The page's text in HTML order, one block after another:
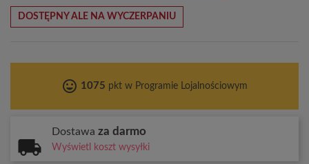
DOSTĘPNY ALE NA WYCZERPANIU
tag_faces 1075 pkt w Programie Lojalnościowym
Dostawa za darmo
Wyświetl koszt wysyłki